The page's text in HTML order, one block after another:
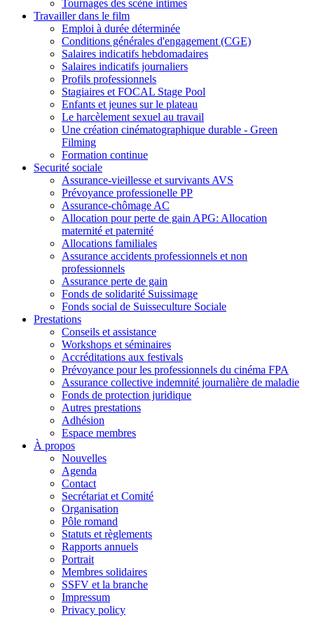
Tournages des scène intimes
Travailler dans le film
Emploi à durée déterminée
Conditions générales d'engagement (CGE)
Salaires indicatifs hebdomadaires
Salaires indicatifs journaliers
Profils professionnels
Stagiaires et FOCAL Stage Pool
Enfants et jeunes sur le plateau
Le harcèlement sexuel au travail
Une création cinématographique durable - Green
Filming
Formation continue
Securité sociale
Assurance-vieillesse et survivants AVS
Prévoyance professionelle PP
Assurance-chômage AC
Allocation pour perte de gain APG: Allocation
maternité et paternité
Allocations familiales
Assurance accidents professionnels et non
professionnels
Assurance perte de gain
Fonds de solidarité Suissimage
Fonds social de Suisseculture Sociale
Prestations
Conseils et assistance
Workshops et séminaires
Accréditations aux festivals
Prévoyance pour les professionnels du cinéma FPA
Assurance collective indemnité journalière de maladie
Fonds de protection juridique
Autres prestations
Adhésion
Espace membres
À propos
Nouvelles
Agenda
Contact
Secrétariat et Comité
Organisation
Pôle romand
Statuts et règlements
Rapports annuels
Portrait
Membres solidaires
SSFV et la branche
Impressum
Privacy policy